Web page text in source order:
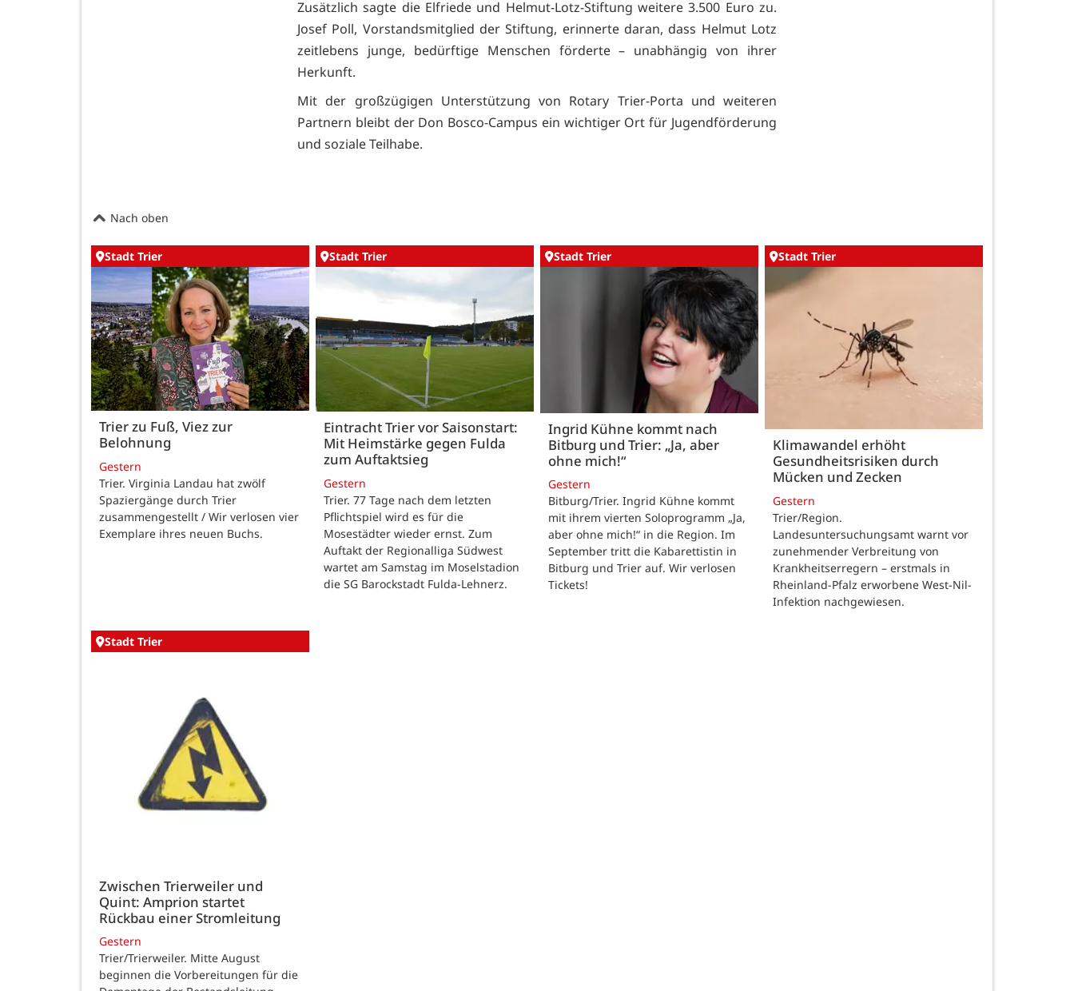
Zusätzlich sagte die Elfriede und Helmut-Lotz-Stiftung weitere 3.500 Euro zu.
Josef Poll, Vorstandsmitglied der Stiftung, erinnerte daran, dass Helmut Lotz
zeitlebens junge, bedürftige Menschen förderte – unabhängig von ihrer
Herkunft.
Mit der großzügigen Unterstützung von Rotary Trier-Porta und weiteren
Partnern bleibt der Don Bosco-Campus ein wichtiger Ort für Jugendförderung
und soziale Teilhabe.
Nach oben
Stadt Trier
Trier zu Fuß, Viez zur
Belohnung
Gestern
Trier. Virginia Landau hat zwölf
Spaziergänge durch Trier
zusammengestellt / Wir verlosen vier
Exemplare ihres neuen Buchs.
Stadt Trier
Eintracht Trier vor Saisonstart:
Mit Heimstärke gegen Fulda
zum Auftaktsieg
Gestern
Trier. 77 Tage nach dem letzten
Pflichtspiel wird es für die
Mosestädter wieder ernst. Zum
Auftakt der Regionalliga Südwest
wartet am Samstag im Moselstadion
die SG Barockstadt Fulda-Lehnerz.
Stadt Trier
Ingrid Kühne kommt nach
Bitburg und Trier: „Ja, aber
ohne mich!“
Gestern
Bitburg/Trier. Ingrid Kühne kommt
mit ihrem vierten Soloprogramm „Ja,
aber ohne mich!“ in die Region. Im
September tritt die Kabarettistin in
Bitburg und Trier auf. Wir verlosen
Tickets!
Stadt Trier
Klimawandel erhöht
Gesundheitsrisiken durch
Mücken und Zecken
Gestern
Trier/Region.
Landesuntersuchungsamt warnt vor
zunehmender Verbreitung von
Krankheitserregern – erstmals in
Rheinland-Pfalz erworbene West-Nil-
Infektion nachgewiesen.
Stadt Trier
Zwischen Trierweiler und
Quint: Amprion startet
Rückbau einer Stromleitung
Gestern
Trier/Trierweiler. Mitte August
beginnen die Vorbereitungen für die